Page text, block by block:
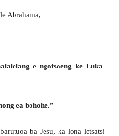
Abrahama,
e ngotsoeng ke Luka.
ea bohohe.”
ba Jesu, ka lona letsatsi